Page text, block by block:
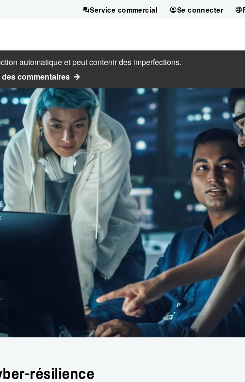
Service commercial Se connecter
automatique et peut contenir des imperfections.
des commentaires
résilience